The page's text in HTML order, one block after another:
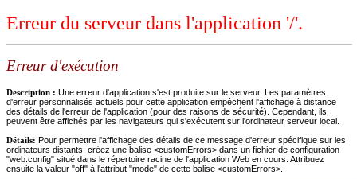
Erreur du serveur dans l'application '/'.
Erreur d'exécution
Description : Une erreur d'application s'est produite sur le serveur. Les paramètres
d'erreur personnalisés actuels pour cette application empêchent l'affichage à distance
des détails de l'erreur de l'application (pour des raisons de sécurité). Cependant, ils
peuvent être affichés par les navigateurs qui s'exécutent sur l'ordinateur serveur local.
Détails: Pour permettre l'affichage des détails de ce message d'erreur spécifique sur les
ordinateurs distants, créez une balise <customErrors> dans un fichier de configuration
"web.config" situé dans le répertoire racine de l'application Web en cours. Attribuez
ensuite la valeur "off" à l'attribut "mode" de cette balise <customErrors>.